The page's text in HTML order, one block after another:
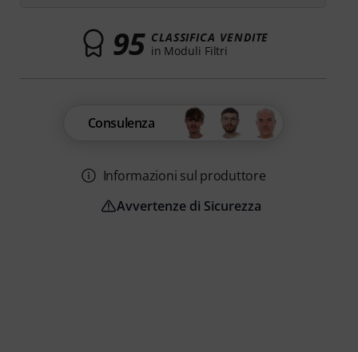
95 CLASSIFICA VENDITE
in Moduli Filtri
Consulenza
Informazioni sul produttore
Avvertenze di Sicurezza